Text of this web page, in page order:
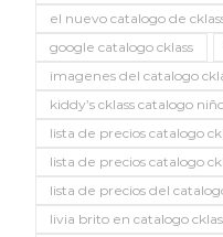
el nuevo catalogo de
google catalogo cklass
imagenes del catalogo
kiddy’s cklass catalogo
lista de precios catalogo
lista de precios catalogo
lista de precios del
livia brito en catalogo